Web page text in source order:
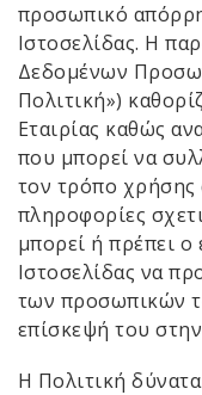
προσωπικό
Ιστοσελίδας. Η
Δεδομένων
Πολιτική»)
Εταιρίας καθώς
που μπορεί να
τον τρόπο χρήσης
πληροφορίες
μπορεί ή πρέπει ο
Ιστοσελίδας να
των προσωπικών
επίσκεψή του
Η Πολιτική